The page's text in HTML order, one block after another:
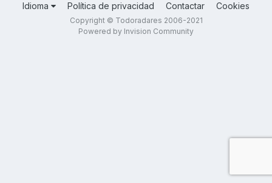
Idioma Política de privacidad Contactar Cookies
Copyright © Todoradares 2006-2021
Powered by Invision Community